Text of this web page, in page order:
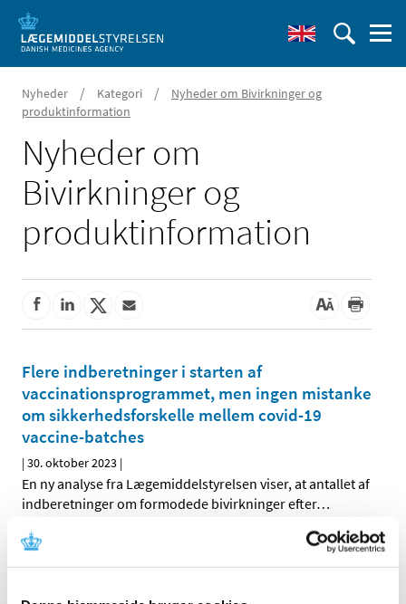
Nyheder / Kategori /
Nyheder om Bivirkninger og
produktinformation
Nyheder om
Bivirkninger og
produktinformation
Flere indberetninger i starten af
vaccinationsprogrammet, men ingen mistanke
om sikkerhedsforskelle mellem covid-19
vaccine-batches
|30. oktober 2023 |
En ny analyse fra Lægemiddelstyrelsen viser, at antallet af
indberetninger om formodede bivirkninger efter…
Alle (162)
TID